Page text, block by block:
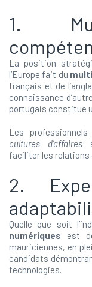
1.
La position
l’Europe fait du
français et de
connaissance
portugais constitue
Les
cultures d’affaires
faciliter les
2.
Quelle que soit
numériques est
mauriciennes, en
candidats
technologies.